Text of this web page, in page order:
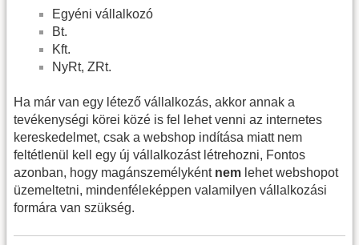
Egyéni vállalkozó
Bt.
Kft.
NyRt, ZRt.
Ha már van egy létező vállalkozás, akkor annak a
tevékenységi körei közé is fel lehet venni az internetes
kereskedelmet, csak a webshop indítása miatt nem
feltétlenül kell egy új vállalkozást létrehozni, Fontos
azonban, hogy magánszemélyként nem lehet webshopot
üzemeltetni, mindenféleképpen valamilyen vállalkozási
formára van szükség.